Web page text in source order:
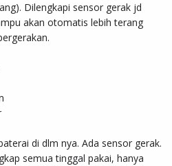
Dilengkapi sensor gerak jd
akan otomatis lebih terang
di dlm nya. Ada sensor gerak.
semua tinggal pakai, hanya